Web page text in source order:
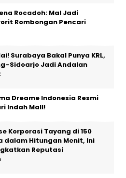
Rocadoh: Mal Jadi
Rombongan Pencari
Surabaya Bakal Punya KRL,
Jadi Andalan
Dreame Indonesia Resmi
Indah Mall!
Korporasi Tayang di 150
dalam Hitungan Menit, Ini
Reputasi